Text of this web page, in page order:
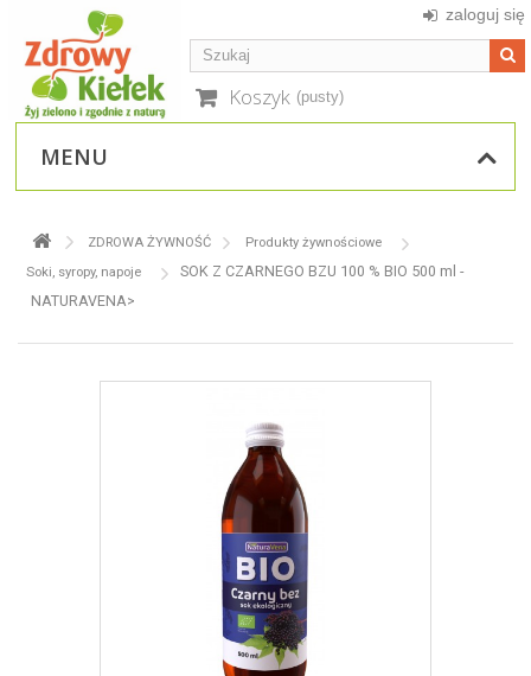
zaloguj się
Koszyk (pusty)
MENU
ZDROWA ŻYWNOŚĆ
Produkty żywnościowe
Soki, syropy, napoje
SOK Z CZARNEGO BZU 100 % BIO 500 ml -
NATURAVENA>